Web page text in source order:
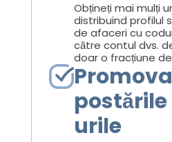
Obțineți mai mulți
distribuind profilul
de afaceri cu
către contul dvs.
doar o fracțiune
urile